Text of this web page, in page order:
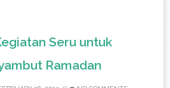
Seru untuk
Ramadan